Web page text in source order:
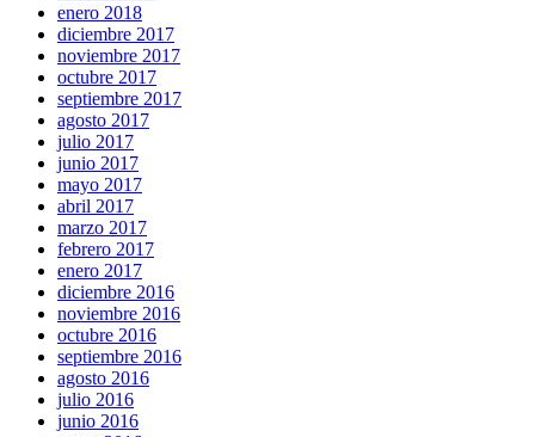
enero 2018
diciembre 2017
noviembre 2017
octubre 2017
septiembre 2017
agosto 2017
julio 2017
junio 2017
mayo 2017
abril 2017
marzo 2017
febrero 2017
enero 2017
diciembre 2016
noviembre 2016
octubre 2016
septiembre 2016
agosto 2016
julio 2016
junio 2016